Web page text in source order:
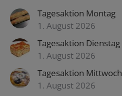
Tagesaktion Montag
1. August 2026
Tagesaktion Dienstag
1. August 2026
Tagesaktion Mittwoch
1. August 2026